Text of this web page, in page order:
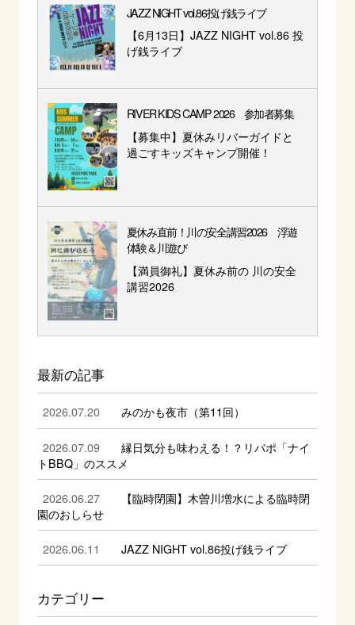
JAZZ NIGHT vol.86投げ銭ライブ
【6月13日】JAZZ NIGHT vol.86 投
げ銭ライブ
RIVER KIDS CAMP 2026 参加者募集
【募集中】夏休みリバーガイドと
過ごすキッズキャンプ開催！
夏休み直前！川の安全講習2026 浮遊
体験＆川遊び
【満員御礼】夏休み前の 川の安全
講習2026
最新の記事
2026.07.20 みのかも夜市（第11回）
2026.07.09
縁日気分も味わえる！？リバポ「ナイ
トBBQ」のススメ
2026.06.27
【臨時閉園】木曽川増水による臨時閉
園のおしらせ
2026.06.11 JAZZ NIGHT vol.86投げ銭ライブ
カテゴリー